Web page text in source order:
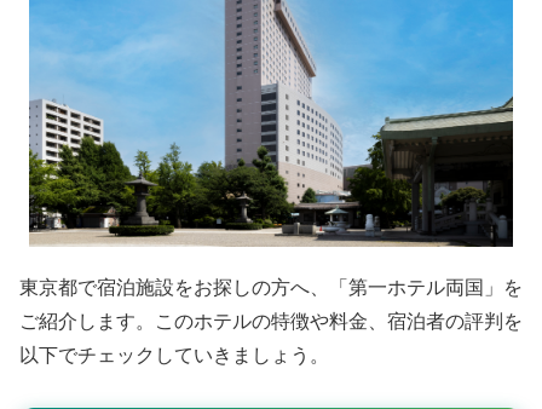
東京都で宿泊施設をお探しの方へ、「第一ホテル両国」を
ご紹介します。このホテルの特徴や料金、宿泊者の評判を
以下でチェックしていきましょう。